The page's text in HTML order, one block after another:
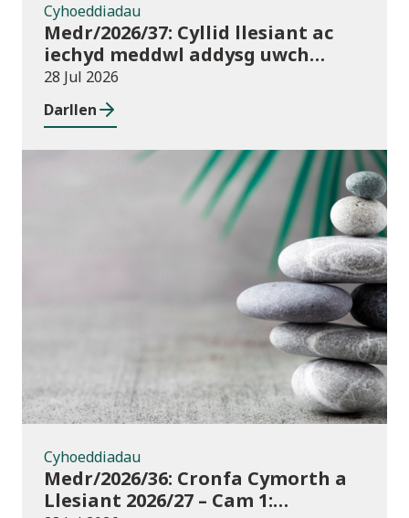
Cyhoeddiadau
Medr/2026/37: Cyllid llesiant ac
iechyd meddwl addysg uwch
2026/27
28 Jul 2026
Darllen
Cyhoeddiadau
Cyhoeddiadau
Medr/2026/36: Cronfa Cymorth a
Llesiant 2026/27 – Cam 1: